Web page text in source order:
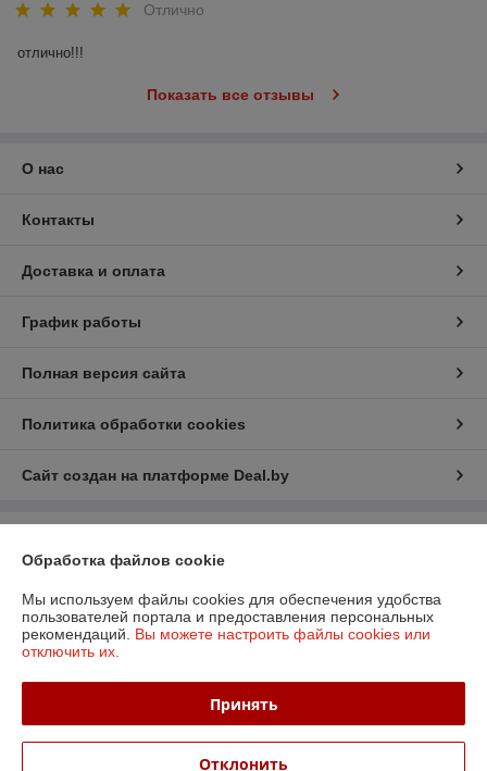
Отлично
отлично!!!
Показать все отзывы
О нас
Контакты
Доставка и оплата
График работы
Полная версия сайта
Политика обработки cookies
Сайт создан на платформе Deal.by
г. Минск пр. Партизанский, 152-1а
Регистрационный номер ЕГР: 190706808
Регистрационный орган: Администрация Заводского района
Местонахождение книги жалоб и предложений: Партизанский пр-т, д.
Обработка файлов cookie
Мы используем файлы cookies для обеспечения удобства
пользователей портала и предоставления персональных
рекомендаций. Вы можете настроить файлы cookies или
отключить их.
Принять
Отклонить